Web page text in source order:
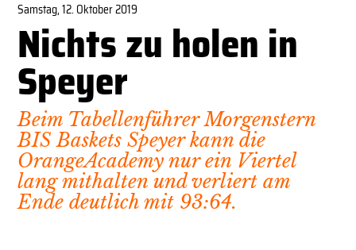
Samstag, 12. Oktober 2019
Nichts zu holen in
Speyer
Beim Tabellenführer Morgenstern
BIS Baskets Speyer kann die
OrangeAcademy nur ein Viertel
lang mithalten und verliert am
Ende deutlich mit 93:64.